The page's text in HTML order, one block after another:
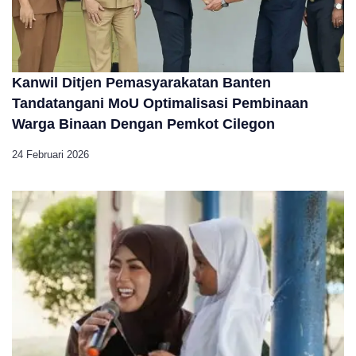
Kanwil Ditjen Pemasyarakatan Banten
Tandatangani MoU Optimalisasi Pembinaan
Warga Binaan Dengan Pemkot Cilegon
24 Februari 2026